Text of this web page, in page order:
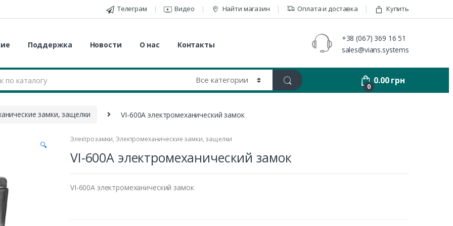
Телеграм Видео Найти магазин Оплата и доставка Купить
Поддержка Новости О нас Контакты
+38 (067) 369 16 51
sales@vians.systems
0
0.00грн
замки, защелки VI-600A электромеханический замок
🔍
Электрозамки,Электромеханические замки, защелки
VI-600A электромеханический замок
VI-600A электромеханический замок